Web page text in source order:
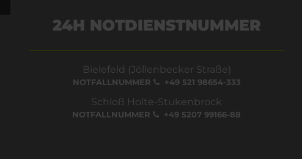
24H NOTDIENSTNUMMER
Bielefeld (Jöllenbecker Straße)
NOTFALLNUMMER +49 521 98654-333
Schloß Holte-Stukenbrock
NOTFALLNUMMER +49 5207 99166-88